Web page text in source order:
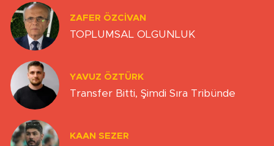
ZAFER ÖZCIVAN
TOPLUMSAL OLGUNLUK
YAVUZ ÖZTÜRK
Transfer Bitti, Şimdi Sıra Tribünde
KAAN SEZER